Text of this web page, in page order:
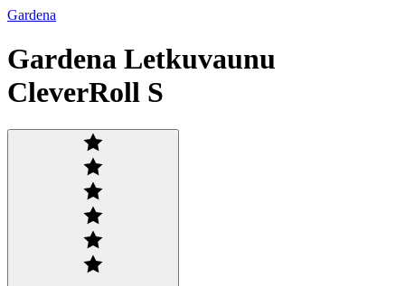
Gardena
Gardena Letkuvaunu
CleverRoll S